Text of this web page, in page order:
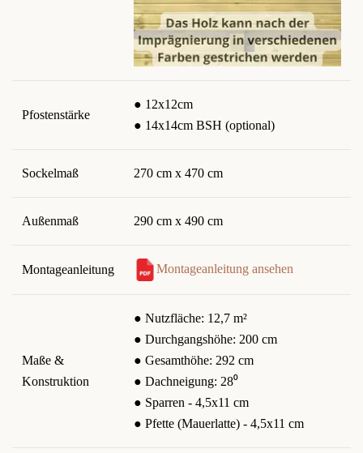
Pfostenstärke
● 12x12cm
● 14x14cm BSH (optional)
Sockelmaß 270 cm x 470 cm
Außenmaß 290 cm x 490 cm
Montageanleitung Montageanleitung ansehen
Maße &
Konstruktion
● Nutzfläche: 12,7 m²
● Durchgangshöhe: 200 cm
● Gesamthöhe: 292 cm
● Dachneigung: 28⁰
● Sparren - 4,5x11 cm
● Pfette (Mauerlatte) - 4,5x11 cm